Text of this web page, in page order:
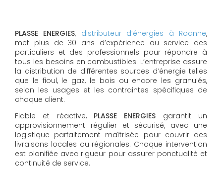
PLASSE ENERGIES, distributeur d’énergies à Roanne,
met plus de 30 ans d’expérience au service des
particuliers et des professionnels pour répondre à
tous les besoins en combustibles. L’entreprise assure
la distribution de différentes sources d’énergie telles
que le fioul, le gaz, le bois ou encore les granulés,
selon les usages et les contraintes spécifiques de
chaque client.
Fiable et réactive, PLASSE ENERGIES garantit un
approvisionnement régulier et sécurisé, avec une
logistique parfaitement maîtrisée pour couvrir des
livraisons locales ou régionales. Chaque intervention
est planifiée avec rigueur pour assurer ponctualité et
continuité de service.